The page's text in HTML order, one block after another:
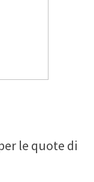
le quote di